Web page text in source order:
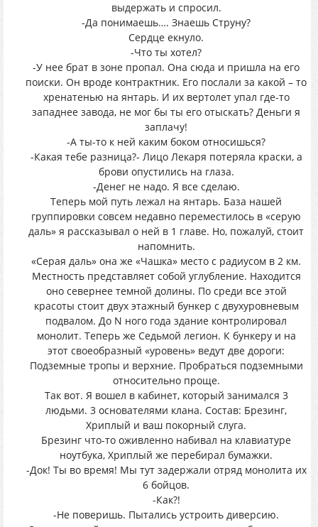
выдержать и спросил.
-Да понимаешь…. Знаешь Струну?
Сердце екнуло.
-Что ты хотел?
-У нее брат в зоне пропал. Она сюда и пришла на его
поиски. Он вроде контрактник. Его послали за какой – то
хренатенью на янтарь. И их вертолет упал где-то
западнее завода, не мог бы ты его отыскать? Деньги я
заплачу!
-А ты-то к ней каким боком относишься?
-Какая тебе разница?- Лицо Лекаря потеряла краски, а
брови опустились на глаза.
-Денег не надо. Я все сделаю.
Теперь мой путь лежал на янтарь. База нашей
группировки совсем недавно переместилось в «серую
даль» я рассказывал о ней в 1 главе. Но, пожалуй, стоит
напомнить.
«Серая даль» она же «Чашка» место с радиусом в 2 км.
Местность представляет собой углубление. Находится
оно севернее темной долины. По среди все этой
красоты стоит двух этажный бункер с двухуровневым
подвалом. До N ного года здание контролировал
монолит. Теперь же Седьмой легион. К бункеру и на
этот своеобразный «уровень» ведут две дороги:
Подземные тропы и верхние. Пробраться подземными
относительно проще.
Так вот. Я вошел в кабинет, который занимался 3
людьми. 3 основателями клана. Состав: Брезинг,
Хриплый и ваш покорный слуга.
Брезинг что-то оживленно набивал на клавиатуре
ноутбука, Хриплый же перебирал бумажки.
-Док! Ты во время! Мы тут задержали отряд монолита их
6 бойцов.
-Как?!
-Не поверишь. Пытались устроить диверсию.